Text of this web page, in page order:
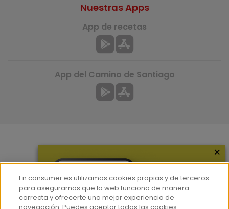
Hemeroteca
Contacto
Nuestras Apps
App de recetas
App del Camino de Santiago
×
En consumer.es utilizamos cookies propias y de terceros
para asegurarnos que la web funciona de manera
correcta y ofrecerte una mejor experiencia de